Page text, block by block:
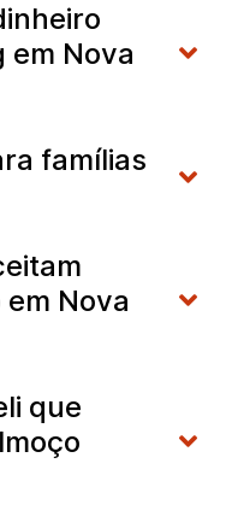
em Nova
famílias
Nova
que